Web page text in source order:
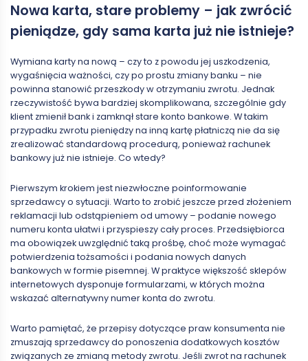
Nowa karta, stare problemy – jak zwrócić
pieniądze, gdy sama karta już nie istnieje?
Wymiana karty na nową – czy to z powodu jej uszkodzenia,
wygaśnięcia ważności, czy po prostu zmiany banku – nie
powinna stanowić przeszkody w otrzymaniu zwrotu. Jednak
rzeczywistość bywa bardziej skomplikowana, szczególnie gdy
klient zmienił bank i zamknął stare konto bankowe. W takim
przypadku zwrotu pieniędzy na inną kartę płatniczą nie da się
zrealizować standardową procedurą, ponieważ rachunek
bankowy już nie istnieje. Co wtedy?
Pierwszym krokiem jest niezwłoczne poinformowanie
sprzedawcy o sytuacji. Warto to zrobić jeszcze przed złożeniem
reklamacji lub odstąpieniem od umowy – podanie nowego
numeru konta ułatwi i przyspieszy cały proces. Przedsiębiorca
ma obowiązek uwzględnić taką prośbę, choć może wymagać
potwierdzenia tożsamości i podania nowych danych
bankowych w formie pisemnej. W praktyce większość sklepów
internetowych dysponuje formularzami, w których można
wskazać alternatywny numer konta do zwrotu.
Warto pamiętać, że przepisy dotyczące praw konsumenta nie
zmuszają sprzedawcy do ponoszenia dodatkowych kosztów
związanych ze zmianą metody zwrotu. Jeśli zwrot na rachunek